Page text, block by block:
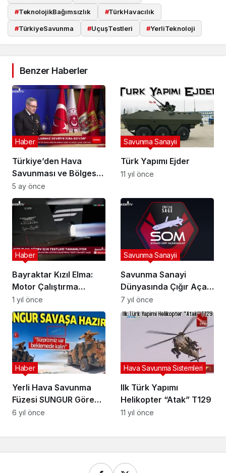
#TeknolojikBağımsızlık #TürkHavacılık
#TürkiyeSavunma #UçuşTestleri #YerliTeknoloji
Benzer Haberler
Türkiye’den Hava
Savunması ve Bölgesel
Güvenlik Açıklaması:
Patriot Sistemi
Malatya’da
Konuşlandırılıyor
Haber
5 ay önce
Türk Yapımı Ejder
Savunma Sanayii
11 yıl önce
Bayraktar Kızıl Elma:
Motor Çalıştırma
Testleri ve Başarı
Hikayesi
Haber
1 yıl önce
Savunma Sanayi
Dünyasında Çığır Açan
İcatlar: SOM (Stand –
Off Mühimmat) Füzesi
Savunma Sanayii
7 yıl önce
Yerli Hava Savunma
Füzesi SUNGUR Göreve
Hazır!
Haber
6 yıl önce
Ilk Türk Yapımı
Helikopter “Atak” T129
Hava Savunma Sistemleri
11 yıl önce